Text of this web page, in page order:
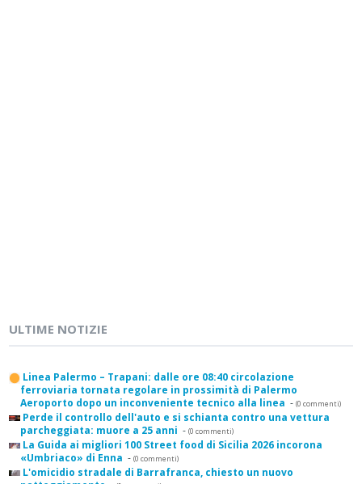
ULTIME NOTIZIE
Linea Palermo – Trapani: dalle ore 08:40 circolazione
ferroviaria tornata regolare in prossimità di Palermo
Aeroporto dopo un inconveniente tecnico alla linea - (0 commenti)
Perde il controllo dell'auto e si schianta contro una vettura
parcheggiata: muore a 25 anni - (0 commenti)
La Guida ai migliori 100 Street food di Sicilia 2026 incorona
«Umbriaco» di Enna - (0 commenti)
L'omicidio stradale di Barrafranca, chiesto un nuovo